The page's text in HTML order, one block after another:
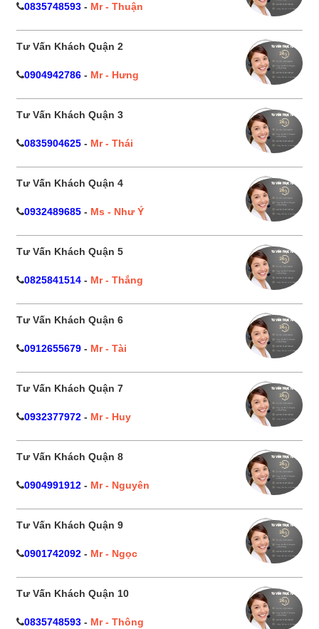
0835748593 - Mr - Thuận
Tư Vấn Khách Quận 2
0904942786 - Mr - Hưng
Tư Vấn Khách Quận 3
0835904625 - Mr - Thái
Tư Vấn Khách Quận 4
0932489685 - Ms - Như Ý
Tư Vấn Khách Quận 5
0825841514 - Mr - Thắng
Tư Vấn Khách Quận 6
0912655679 - Mr - Tài
Tư Vấn Khách Quận 7
0932377972 - Mr - Huy
Tư Vấn Khách Quận 8
0904991912 - Mr - Nguyên
Tư Vấn Khách Quận 9
0901742092 - Mr - Ngọc
Tư Vấn Khách Quận 10
0835748593 - Mr - Thông